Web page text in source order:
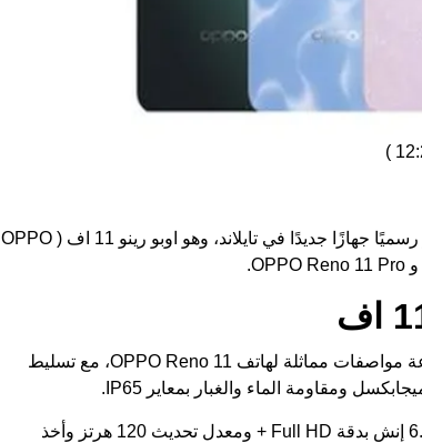
)
بعد العديد من الشائعات والتسريبات، جعلت شركة اوبو رسميًا جهازًا جديدًا في تايلاند، وهو اوبو رينو 11 اف ( OPPO
و OPPO Reno 11 Pro
.
في المواصفات، يحتوي OPPO Reno 11F على مجموعة مواصفات مماثلة لهاتف OPPO Reno 11، مع تسليط
يحتوي OPPO Reno 11F على شاشة OLED مقاس 6.7 إنش بدقة Full HD + ومعدل تحديث 120 هرتز وأخذ